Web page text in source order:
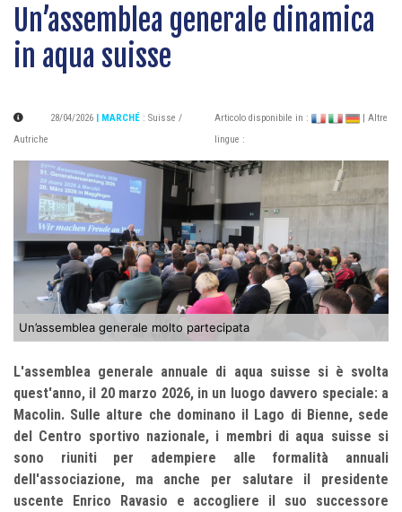
Un’assemblea generale dinamica
in aqua suisse
28/04/2026 | MARCHÉ : Suisse /
Autriche
Articolo disponibile in :
| Altre
lingue :
Un’assemblea generale molto partecipata
L'assemblea generale annuale di aqua suisse si è svolta
quest'anno, il 20 marzo 2026, in un luogo davvero speciale: a
Macolin. Sulle alture che dominano il Lago di Bienne, sede
del Centro sportivo nazionale, i membri di aqua suisse si
sono riuniti per adempiere alle formalità annuali
dell'associazione, ma anche per salutare il presidente
uscente Enrico Ravasio e accogliere il suo successore